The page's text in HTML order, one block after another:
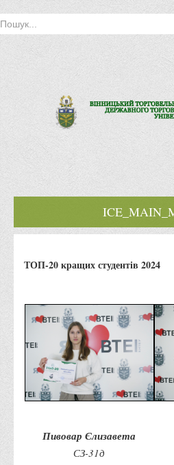
Історія інституту
Місія та цілі
Про порядок надання публічної
Публічна інформація
Заходи запобігання
Антикорупційні заходи
Як розпізнати глорифікацію
України та протистояти їй?
ТОП-20 кращих студентів 2024
Пивовар Єлизавета
СЗ-31д